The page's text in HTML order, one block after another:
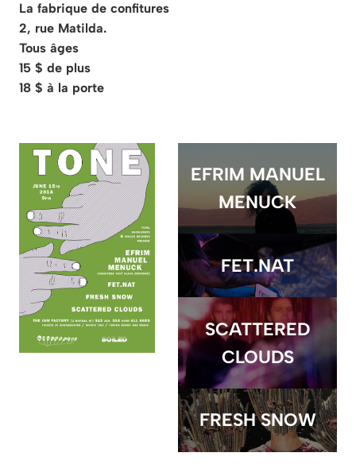
La fabrique de confitures
2, rue Matilda.
Tous âges
15 $ de plus
18 $ à la porte
EFRIM MANUEL
MENUCK
FET.NAT
SCATTERED
CLOUDS
FRESH SNOW